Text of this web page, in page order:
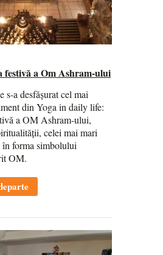
festivă a Om Ashram-ului
s-a desfășurat cel mai
din Yoga in daily life:
a OM Ashram-ului,
celei mai mari
forma simbolului
OM.